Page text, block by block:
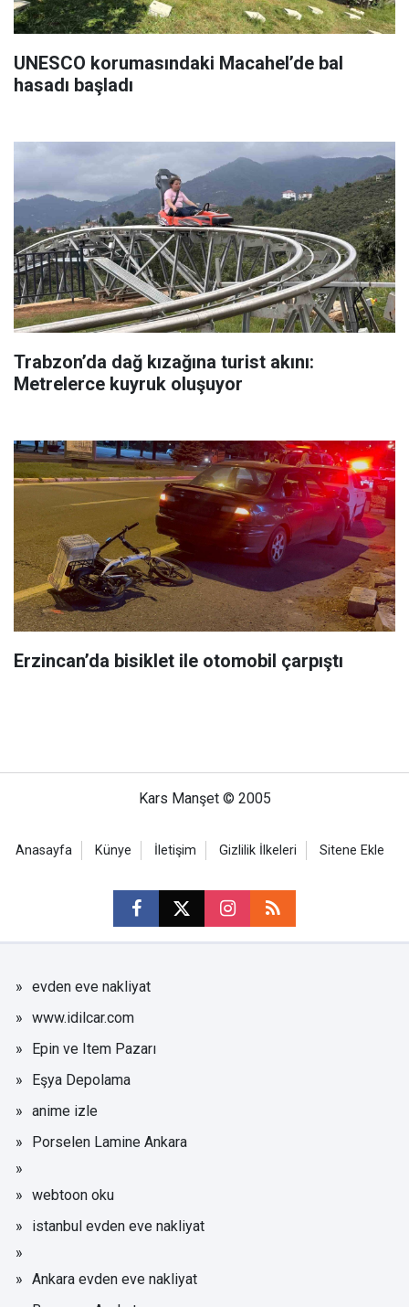
UNESCO korumasındaki Macahel’de bal
hasadı başladı
Trabzon’da dağ kızağına turist akını:
Metrelerce kuyruk oluşuyor
Erzincan’da bisiklet ile otomobil çarpıştı
Kars Manşet © 2005
Anasayfa Künye İletişim Gizlilik İlkeleri Sitene Ekle
evden eve nakliyat
www.idilcar.com
Epin ve Item Pazarı
Eşya Depolama
anime izle
Porselen Lamine Ankara
webtoon oku
istanbul evden eve nakliyat
Ankara evden eve nakliyat